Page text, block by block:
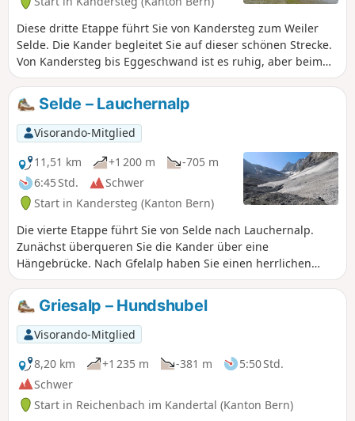
Diese dritte Etappe führt Sie von Kandersteg zum Weiler
Selde. Die Kander begleitet Sie auf dieser schönen Strecke.
Von Kandersteg bis Eggeschwand ist es ruhig, aber beim
Aufstieg in die Schlucht wird die Kander laut und Sie
können verschiedene Wasserfälle und Stromschnellen
bewundern. Anschliessend folgen Sie ihr gemächlicher
durch das breite Gastertal bis nach Selde.
Selde – Lauchernalp
Visorando-Mitglied
11,51 km
+1 200 m
-705 m
6:45 Std.
Schwer
Start in Kandersteg (Kanton Bern)
Die vierte Etappe führt Sie von Selde nach Lauchernalp.
Zunächst überqueren Sie die Kander über eine
Hängebrücke. Nach Gfelalp haben Sie einen herrlichen
Blick auf den Kanderfin-Gletscher, die Quelle der Kander.
Der Aufstieg zum Lötschenpass führt ohne Schwierigkeiten
über einen Gletscher. Über einen gesicherten Weg
gelangen Sie zum Pass, wo Sie eine Pause in der Hütte
einlegen können. Genießen Sie das weite Panorama auf die
4000er des Wallis: Dom, Weisshorn und Matterhorn. Sowohl
vom Lötschenpass als auch von der Lauchernalp aus
können Sie den Restipass sehen, den Sie am nächsten Tag
überqueren werden.
Griesalp – Hundshubel
Visorando-Mitglied
8,20 km
+1 235 m -381 m
5:50 Std.
Schwer
Start in Reichenbach im Kandertal (Kanton Bern)